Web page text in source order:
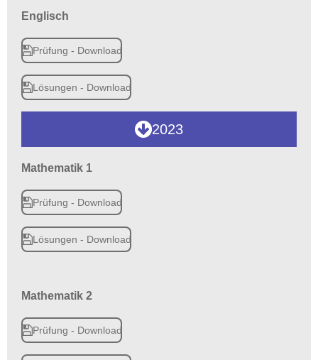
Englisch
Prüfung - Download
Lösungen - Download
2023
Mathematik 1
Prüfung - Download
Lösungen - Download
Mathematik 2
Prüfung - Download